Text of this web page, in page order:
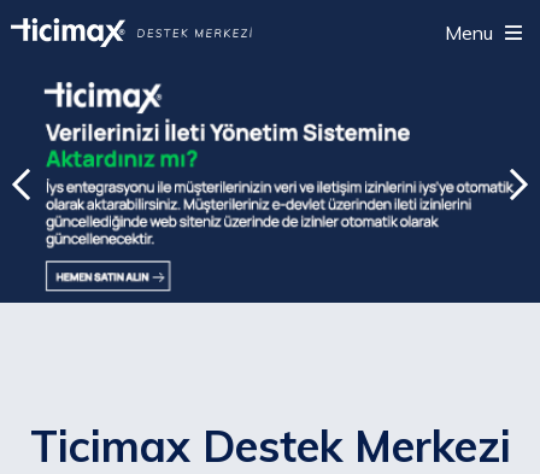
Menu
Ticimax Destek Merkezi